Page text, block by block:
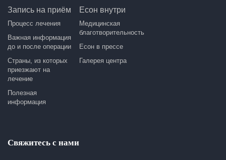
Запись на приём
Процесс лечения
Важная информация
до и после операции
Страны, из которых
приезжают на
лечение
Полезная
информация
Есон внутри
Медицинская
благотворительность
Есон в прессе
Галерея центра
Свяжитесь с нами